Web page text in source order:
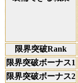
限界突破Rank
限界突破ボーナス1
限界突破ボーナス2